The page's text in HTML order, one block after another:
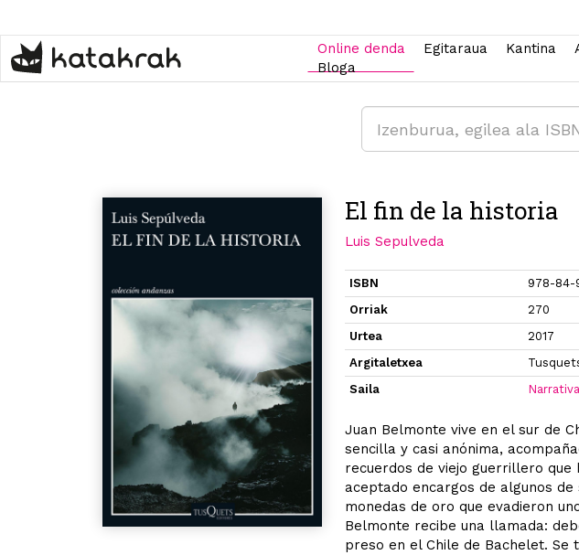
main
content
Online denda Egitaraua Kantina
Bloga
El fin de la historia
Luis Sepulveda
ISBN
978-84-
Orriak
270
Urtea
2017
Argitaletxea
Saila
Juan Belmonte vive en el sur de
sencilla y casi anónima,
recuerdos de viejo guerrillero
aceptado encargos de algunos
monedas de oro que evadieron
Belmonte recibe una llamada:
preso en el Chile de Bachelet.